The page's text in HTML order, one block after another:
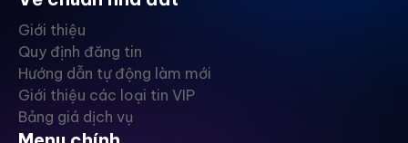
Giới thiệu
Quy định đăng tin
Hướng dẫn tự động làm mới
Giới thiệu các loại tin VIP
Bảng giá dịch vụ